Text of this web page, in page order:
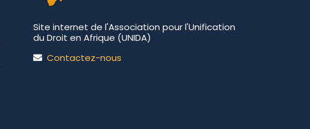
Site internet de l'Association pour l'Unification
du Droit en Afrique (UNIDA)
Contactez-nous